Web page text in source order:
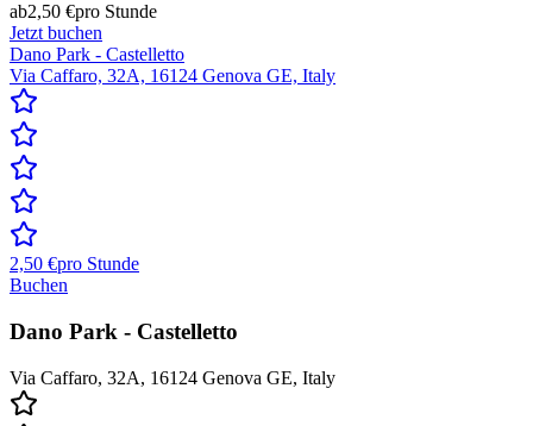
ab2,50 €pro Stunde
Jetzt buchen
Dano Park - Castelletto
Via Caffaro, 32A, 16124 Genova GE, Italy
2,50 €pro Stunde
Buchen
Dano Park - Castelletto
Via Caffaro, 32A, 16124 Genova GE, Italy